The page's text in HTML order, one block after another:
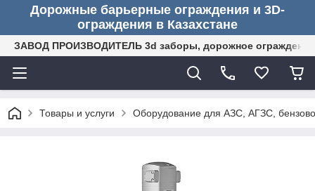
Дорожные барьерные ограждения и 3D-
ограждения в Казахстане
ЗАВОД ПРОИЗВОДИТЕЛЬ 3d заборы, дорожное ограждение
Товары и услуги Оборудование для АЗС, АГЗС,